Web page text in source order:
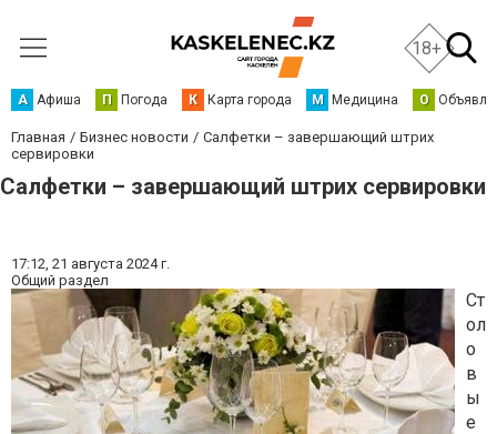
18+
А Афиша П Погода К Карта города М Медицина О
Главная Бизнес новости
Салфетки – завершающий штрих
сервировки
Салфетки – завершающий штрих сервировки
17:12, 21 августа 2024 г.
Общий раздел
Ст
ол
о
в
ы
е